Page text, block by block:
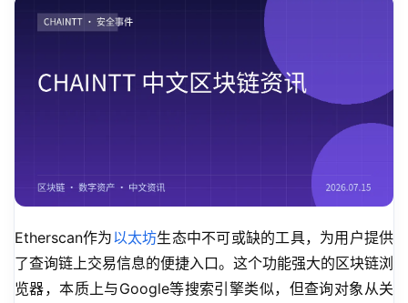
Etherscan作为以太坊生态中不可或缺的工具，为用户提供
了查询链上交易信息的便捷入口。这个功能强大的区块链浏
览器，本质上与Google等搜索引擎类似，但查询对象从关